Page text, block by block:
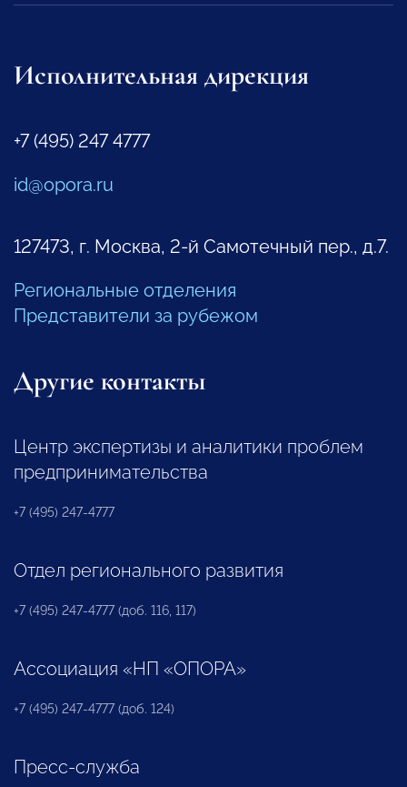
Исполнительная дирекция
+7 (495) 247 4777
id@opora.ru
127473, г. Москва, 2-й Самотечный пер., д.7.
Региональные отделения
Представители за рубежом
Другие контакты
Центр экспертизы и аналитики проблем
предпринимательства
+7 (495) 247-4777
Отдел регионального развития
+7 (495) 247-4777 (доб. 116, 117)
Ассоциация «НП «ОПОРА»
+7 (495) 247-4777 (доб. 124)
Пресс-служба